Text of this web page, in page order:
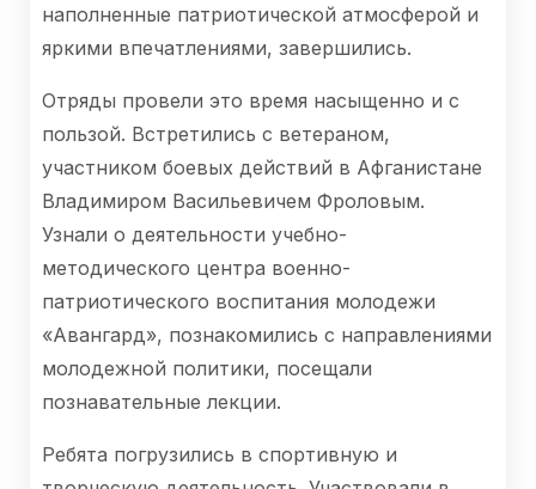
наполненные патриотической атмосферой и
яркими впечатлениями, завершились.
Отряды провели это время насыщенно и с
пользой. Встретились с ветераном,
участником боевых действий в Афганистане
Владимиром Васильевичем Фроловым.
Узнали о деятельности учебно-
методического центра военно-
патриотического воспитания молодежи
«Авангард», познакомились с направлениями
молодежной политики, посещали
познавательные лекции.
Ребята погрузились в спортивную и